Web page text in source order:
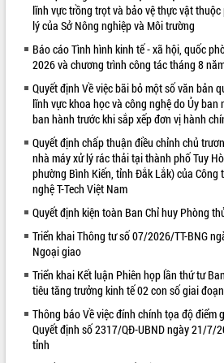
VIDEO
Trailer Lễ hội Sầu riêng Đắk Lắk năm
Khám bệnh, cấp phát thuốc miễn phí
và tặng quà người dân xã Cư Pui
Hội nghị UBND tỉnh Đắk Lắk thường kỳ
tháng 7/2026
Lễ truy tặng danh hiệu “Bà Mẹ Việt
Nam Anh hùng” và trao Huân chương
Lao động
UBND tỉnh Đắk Lắk triển khai nhiệm
lĩnh vực trồng trọt và bảo vệ thực vật
lý của Sở Nông nghiệp và Môi trường
Báo cáo Tình hình kinh tế - xã hội, quốc
2026 và chương trình công tác tháng 8
Quyết định Về việc bãi bỏ một số văn bản
lĩnh vực khoa học và công nghệ do Ủy
ban hành trước khi sắp xếp đơn vị hành
Quyết định chấp thuận điều chỉnh chủ
nhà máy xử lý rác thải tại thành phố Tuy
phường Bình Kiến, tỉnh Đắk Lắk) của Công
nghệ T-Tech Việt Nam
Quyết định kiện toàn Ban Chỉ huy Phòng
Triển khai Thông tư số 07/2026/TT-BNG
Ngoại giao
Triển khai Kết luận Phiên họp lần thứ tư
tiêu tăng trưởng kinh tế 02 con số giai
Thông báo Về việc đính chính tọa độ điểm
Quyết định số 2317/QĐ-UBND ngày 21/7/
tỉnh